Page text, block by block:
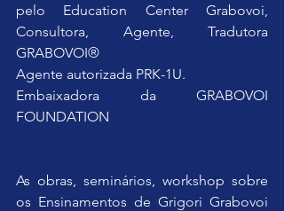
pelo Education Center Grabovoi,
Consultora, Agente, Tradutora
GRABOVOI®
Agente autorizada PRK-1U.
Embaixadora da GRABOVOI
FOUNDATION
As obras, seminários, workshop sobre
os Ensinamentos de Grigori Grabovoi